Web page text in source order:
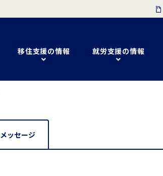
移住支援の情報 就労支援の情報
メッセージ